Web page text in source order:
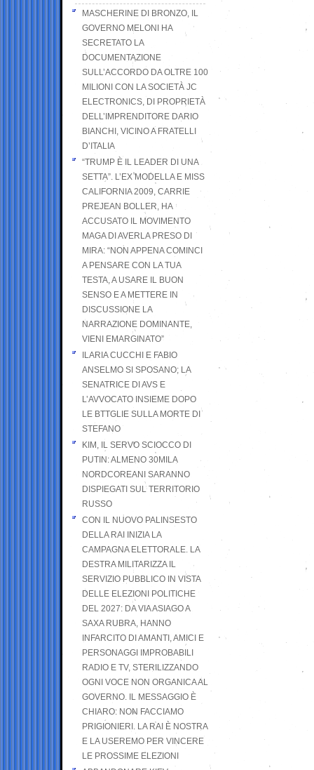
MASCHERINE DI BRONZO, IL
GOVERNO MELONI HA
SECRETATO LA
DOCUMENTAZIONE
SULL’ACCORDO DA OLTRE 100
MILIONI CON LA SOCIETÀ JC
ELECTRONICS, DI PROPRIETÀ
DELL’IMPRENDITORE DARIO
BIANCHI, VICINO A FRATELLI
D’ITALIA
“TRUMP È IL LEADER DI UNA
SETTA”. L’EX MODELLA E MISS
CALIFORNIA 2009, CARRIE
PREJEAN BOLLER, HA
ACCUSATO IL MOVIMENTO
MAGA DI AVERLA PRESO DI
MIRA: “NON APPENA COMINCI
A PENSARE CON LA TUA
TESTA, A USARE IL BUON
SENSO E A METTERE IN
DISCUSSIONE LA
NARRAZIONE DOMINANTE,
VIENI EMARGINATO”
ILARIA CUCCHI E FABIO
ANSELMO SI SPOSANO; LA
SENATRICE DI AVS E
L’AVVOCATO INSIEME DOPO
LE BTTGLIE SULLA MORTE DI
STEFANO
KIM, IL SERVO SCIOCCO DI
PUTIN: ALMENO 30MILA
NORDCOREANI SARANNO
DISPIEGATI SUL TERRITORIO
RUSSO
CON IL NUOVO PALINSESTO
DELLA RAI INIZIA LA
CAMPAGNA ELETTORALE. LA
DESTRA MILITARIZZA IL
SERVIZIO PUBBLICO IN VISTA
DELLE ELEZIONI POLITICHE
DEL 2027: DA VIA ASIAGO A
SAXA RUBRA, HANNO
INFARCITO DI AMANTI, AMICI E
PERSONAGGI IMPROBABILI
RADIO E TV, STERILIZZANDO
OGNI VOCE NON ORGANICA AL
GOVERNO. IL MESSAGGIO È
CHIARO: NON FACCIAMO
PRIGIONIERI. LA RAI È NOSTRA
E LA USEREMO PER VINCERE
LE PROSSIME ELEZIONI